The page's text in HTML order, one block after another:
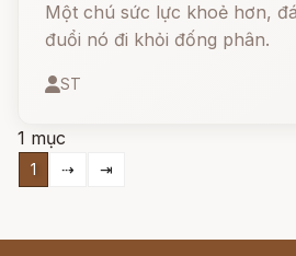
Một chú sức lực khoẻ hơn,
đuổi nó đi khỏi đống phân.
ST
1 mục
1 ⇢ ⇥